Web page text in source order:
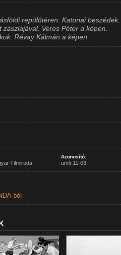
repülőtéren. Katonai beszédek.
Veres Péter a képen.
Révay Kálmán a képen.
Filmiroda
Azonosító:
umfi-11-03
ból